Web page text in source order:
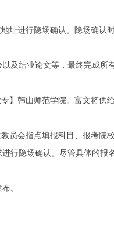
进行隐场确认。隐场确认时
结业论文等，最终完成所
韩山师范学院。富文将供给
会指点填报科目、报考院校
隐场确认。尽管具体的报
。